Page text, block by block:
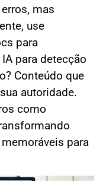
mas
use
para
para detecção
Conteúdo que
autoridade.
como
para